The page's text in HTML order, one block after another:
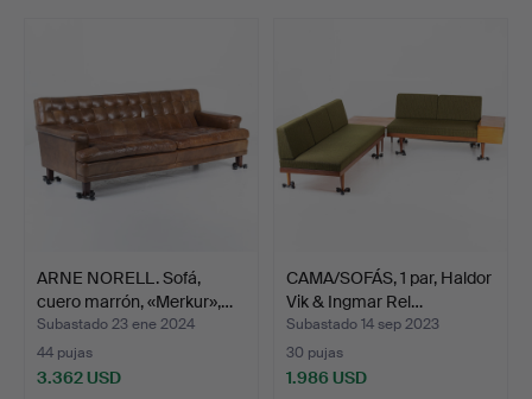
ARNE NORELL. Sofá,
cuero marrón, «Merkur»,…
Subastado 23 ene 2024
44 pujas
3.362 USD
CAMA/SOFÁS, 1 par, Haldor
Vik & Ingmar Rel…
Subastado 14 sep 2023
30 pujas
1.986 USD